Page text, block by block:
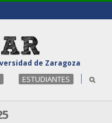
de Zaragoza
ESTUDIANTES